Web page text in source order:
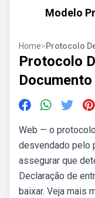
Modelo
Home>Protocolo
Protocolo
Documento
Web — o
desvendado pelo
assegurar que
Declaração de
baixar. Veja mais